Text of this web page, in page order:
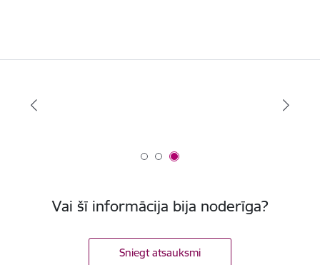
Vai šī informācija bija noderīga?
Sniegt atsauksmi